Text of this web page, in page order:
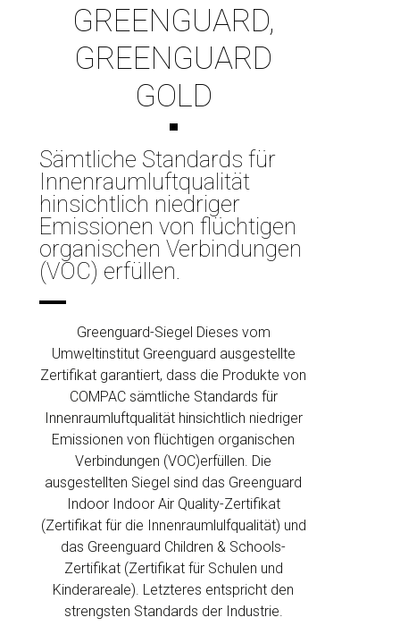
GREENGUARD,
GREENGUARD
GOLD
Sämtliche Standards für
Innenraumluftqualität
hinsichtlich niedriger
Emissionen von flüchtigen
organischen Verbindungen
(VOC) erfüllen.
Greenguard-Siegel Dieses vom
Umweltinstitut Greenguard ausgestellte
Zertifikat garantiert, dass die Produkte von
COMPAC sämtliche Standards für
Innenraumluftqualität hinsichtlich niedriger
Emissionen von flüchtigen organischen
Verbindungen (VOC)erfüllen. Die
ausgestellten Siegel sind das Greenguard
Indoor Indoor Air Quality-Zertifikat
(Zertifikat für die Innenraumlulfqualität) und
das Greenguard Children & Schools-
Zertifikat (Zertifikat für Schulen und
Kinderareale). Letzteres entspricht den
strengsten Standards der Industrie.